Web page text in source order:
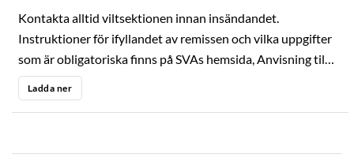
Kontakta alltid viltsektionen innan insändandet.
Instruktioner för ifyllandet av remissen och vilka uppgifter
som är obligatoriska finns på SVAs hemsida, Anvisning till
CWD-remiss. För att provet ska analyseras måste samtliga
obligatoriska uppgifter vara ifyllda. Undersökning av
Ladda ner